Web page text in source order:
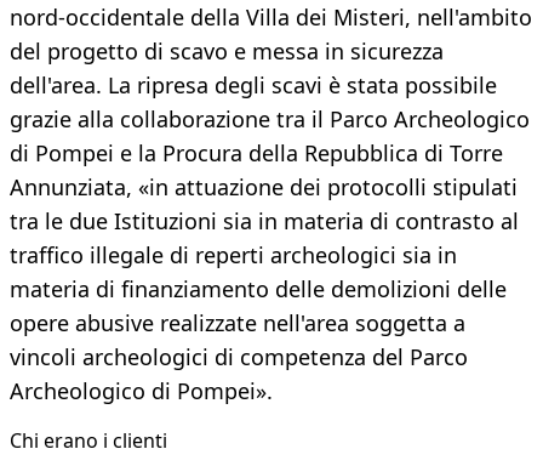
nord-occidentale della Villa dei Misteri, nell'ambito
del progetto di scavo e messa in sicurezza
dell'area. La ripresa degli scavi è stata possibile
grazie alla collaborazione tra il Parco Archeologico
di Pompei e la Procura della Repubblica di Torre
Annunziata, «in attuazione dei protocolli stipulati
tra le due Istituzioni sia in materia di contrasto al
traffico illegale di reperti archeologici sia in
materia di finanziamento delle demolizioni delle
opere abusive realizzate nell'area soggetta a
vincoli archeologici di competenza del Parco
Archeologico di Pompei».
Chi erano i clienti